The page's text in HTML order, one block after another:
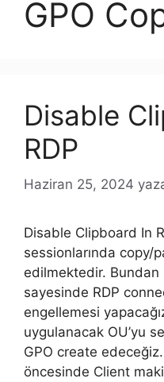
GPO
Disable
RDP
Haziran 25, 2024
Disable Clipboard In
sessionlarında copy/
edilmektedir. Bundan
sayesinde RDP
engellemesi
uygulanacak OU’yu
GPO create
öncesinde Client